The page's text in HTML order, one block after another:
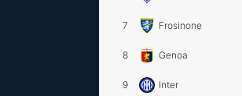
7 Frosinone
8 Genoa
9 Inter